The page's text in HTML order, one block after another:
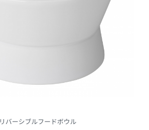
リバーシブルフードボウル